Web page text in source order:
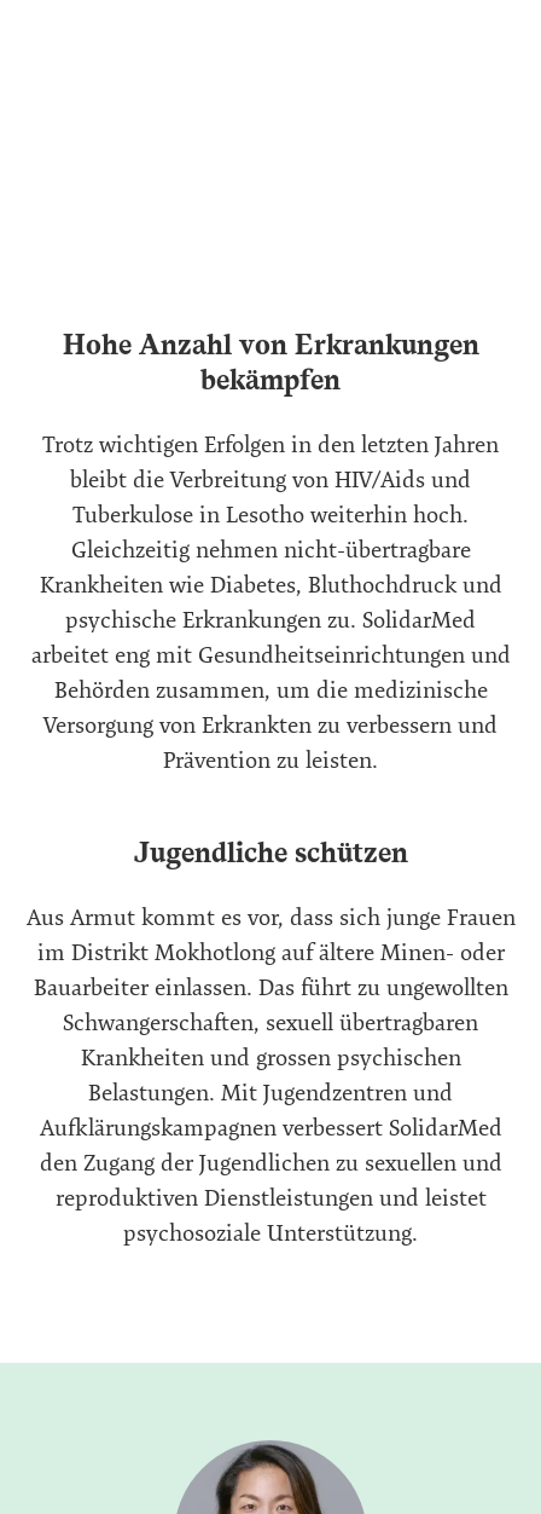
Hohe Anzahl von Erkrankungen
bekämpfen
Trotz wichtigen Erfolgen in den letzten Jahren
bleibt die Verbreitung von HIV/Aids und
Tuberkulose in Lesotho weiterhin hoch.
Gleichzeitig nehmen nicht-übertragbare
Krankheiten wie Diabetes, Bluthochdruck und
psychische Erkrankungen zu. SolidarMed
arbeitet eng mit Gesundheitseinrichtungen und
Behörden zusammen, um die medizinische
Versorgung von Erkrankten zu verbessern und
Prävention zu leisten.
Jugendliche schützen
Aus Armut kommt es vor, dass sich junge Frauen
im Distrikt Mokhotlong auf ältere Minen- oder
Bauarbeiter einlassen. Das führt zu ungewollten
Schwangerschaften, sexuell übertragbaren
Krankheiten und grossen psychischen
Belastungen. Mit Jugendzentren und
Aufklärungskampagnen verbessert SolidarMed
den Zugang der Jugendlichen zu sexuellen und
reproduktiven Dienstleistungen und leistet
psychosoziale Unterstützung.